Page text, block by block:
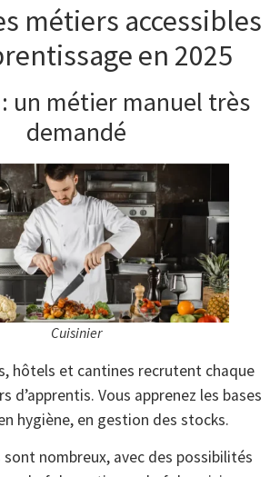
métiers accessibles
en 2025
un métier manuel très
demandé
Cuisinier
hôtels et cantines recrutent chaque
d’apprentis. Vous apprenez les bases
hygiène, en gestion des stocks.
sont nombreux, avec des possibilités